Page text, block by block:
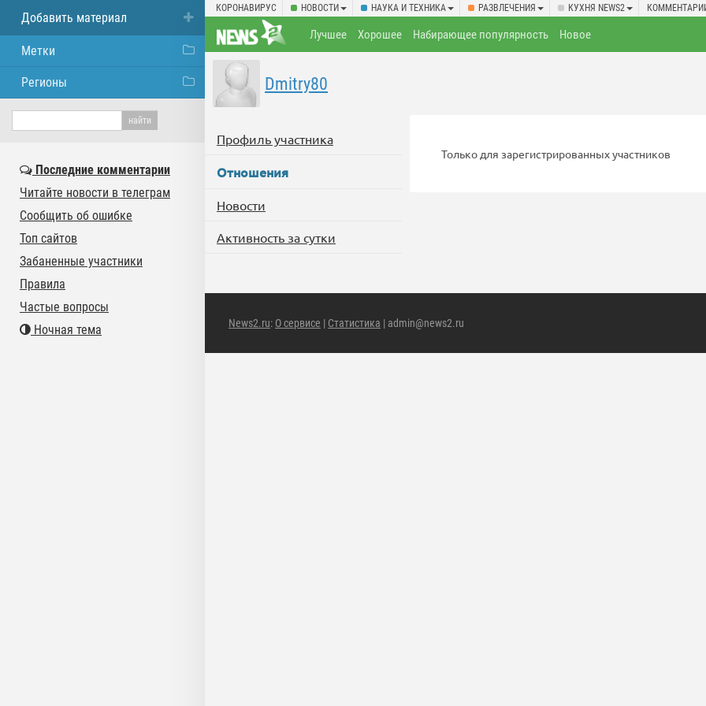
КОРОНАВИРУС НОВОСТИ НАУКА И ТЕХНИКА РАЗВЛЕЧЕНИЯ КУХНЯ NEWS2
Лучшее Хорошее Набирающее популярность Новое
Dmitry80
Профиль участника
Отношения
Новости
Активность за сутки
Только для зарегистрированных участников
News2.ru: О сервисе | Статистика | admin@news2.ru
Добавить материал
Метки
Регионы
Последние комментарии
Читайте новости в телеграм
Сообщить об ошибке
Топ сайтов
Забаненные участники
Правила
Частые вопросы
Ночная тема